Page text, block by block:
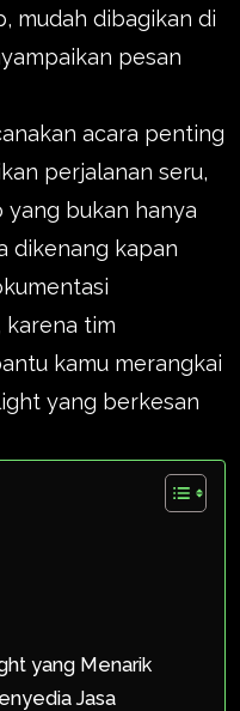
mudah dibagikan di
pesan
acara penting
perjalanan seru,
yang bukan hanya
dikenang kapan
tim
kamu merangkai
yang berkesan
yang Menarik
Jasa